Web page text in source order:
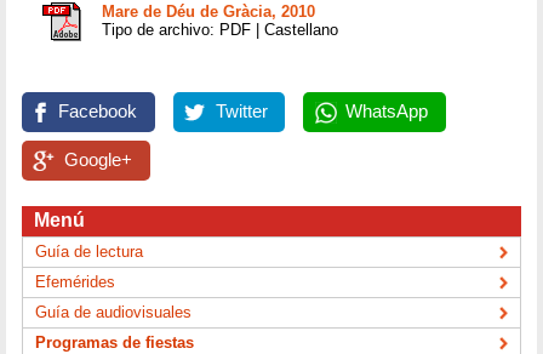
Mare de Déu de Gràcia, 2010
Tipo de archivo: PDF | Castellano
Facebook Twitter WhatsApp
Google+
Menú
Guía de lectura
Efemérides
Guía de audiovisuales
Programas de fiestas